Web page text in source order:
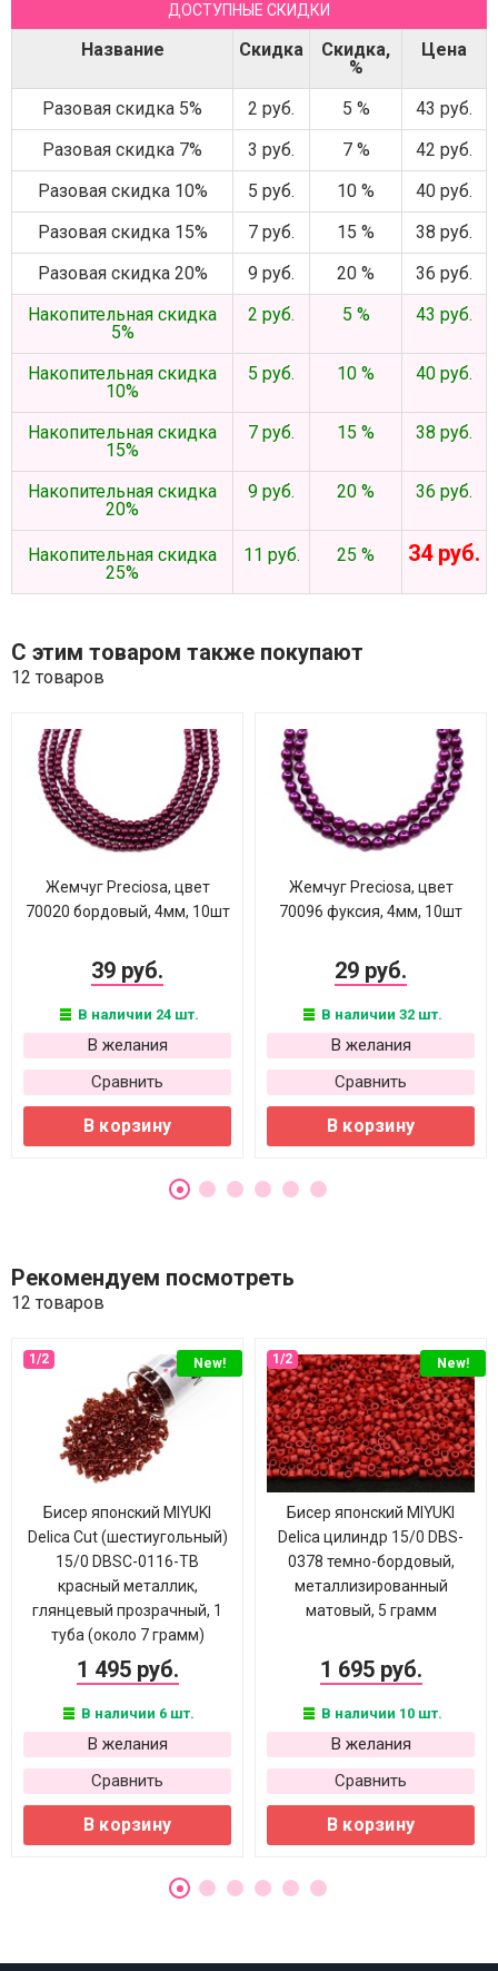
ДОСТУПНЫЕ СКИДКИ
Название Скидка
Скидка,
%
Цена
Разовая скидка 5% 2 руб. 5 %
43 руб.
Разовая скидка 7%
3 руб. 7 %
42 руб.
Разовая скидка 10%
5 руб. 10 %
40 руб.
Разовая скидка 15%
7 руб. 15 %
38 руб.
Разовая скидка 20%
9 руб. 20 %
36 руб.
Накопительная скидка
5%
2 руб. 5 % 43 руб.
Накопительная скидка
10%
5 руб. 10 % 40 руб.
Накопительная скидка
15%
7 руб. 15 % 38 руб.
Накопительная скидка
20%
9 руб. 20 % 36 руб.
Накопительная скидка
25%
11 руб. 25 % 34 руб.
С этим товаром также покупают
12 товаров
Жемчуг Preciosa, цвет
70020 бордовый, 4мм, 10шт
39 руб.
В наличии 24 шт.
В желания
Сравнить
В корзину
Жемчуг Preciosa, цвет
70096 фуксия, 4мм, 10шт
29 руб.
В наличии 32 шт.
В желания
Сравнить
В корзину
Рекомендуем посмотреть
12 товаров
New!
Бисер японский MIYUKI
Delica Cut (шестиугольный)
15/0 DBSC-0116-ТВ
красный металлик,
глянцевый прозрачный, 1
туба (около 7 грамм)
1 495 руб.
В наличии 6 шт.
В желания
Сравнить
В корзину
New!
Бисер японский MIYUKI
Delica цилиндр 15/0 DBS-
0378 темно-бордовый,
металлизированный
матовый, 5 грамм
1 695 руб.
В наличии 10 шт.
В желания
Сравнить
В корзину